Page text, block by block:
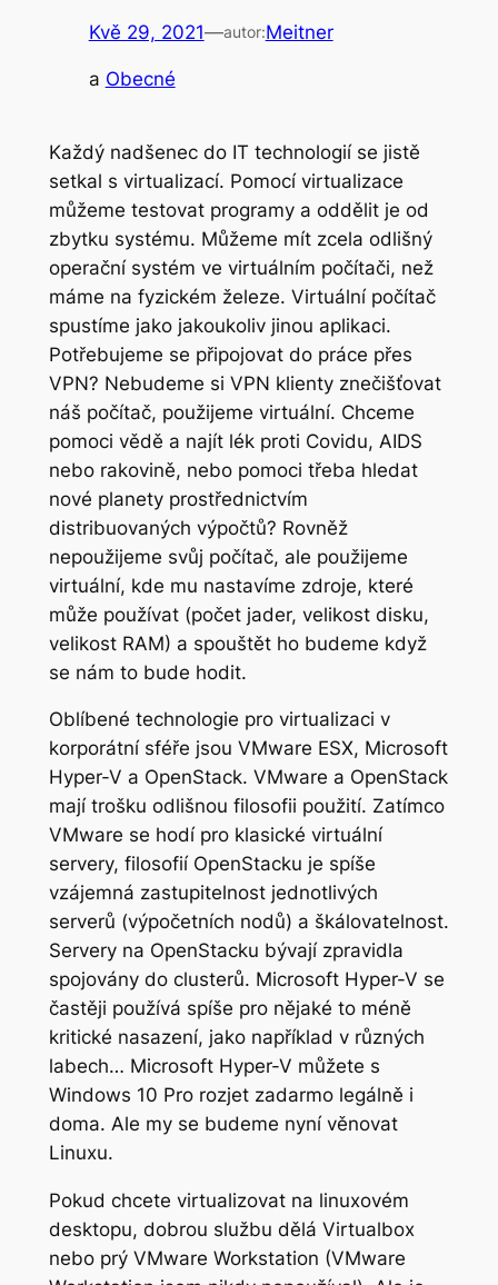
Kvě 29, 2021—autor:Meitner
a Obecné
Každý nadšenec do IT technologií se jistě
setkal s virtualizací. Pomocí virtualizace
můžeme testovat programy a oddělit je od
zbytku systému. Můžeme mít zcela odlišný
operační systém ve virtuálním počítači, než
máme na fyzickém železe. Virtuální počítač
spustíme jako jakoukoliv jinou aplikaci.
Potřebujeme se připojovat do práce přes
VPN? Nebudeme si VPN klienty znečišťovat
náš počítač, použijeme virtuální. Chceme
pomoci vědě a najít lék proti Covidu, AIDS
nebo rakovině, nebo pomoci třeba hledat
nové planety prostřednictvím
distribuovaných výpočtů? Rovněž
nepoužijeme svůj počítač, ale použijeme
virtuální, kde mu nastavíme zdroje, které
může používat (počet jader, velikost disku,
velikost RAM) a spouštět ho budeme když
se nám to bude hodit.
Oblíbené technologie pro virtualizaci v
korporátní sféře jsou VMware ESX, Microsoft
Hyper-V a OpenStack. VMware a OpenStack
mají trošku odlišnou filosofii použití. Zatímco
VMware se hodí pro klasické virtuální
servery, filosofií OpenStacku je spíše
vzájemná zastupitelnost jednotlivých
serverů (výpočetních nodů) a škálovatelnost.
Servery na OpenStacku bývají zpravidla
spojovány do clusterů. Microsoft Hyper-V se
častěji používá spíše pro nějaké to méně
kritické nasazení, jako například v různých
labech… Microsoft Hyper-V můžete s
Windows 10 Pro rozjet zadarmo legálně i
doma. Ale my se budeme nyní věnovat
Linuxu.
Pokud chcete virtualizovat na linuxovém
desktopu, dobrou službu dělá Virtualbox
nebo prý VMware Workstation (VMware